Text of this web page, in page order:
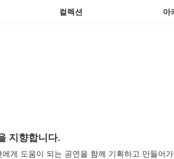
컬렉션 아
지향합니다.
게 도움이 되는 공연을 함께 기획하고 만들어